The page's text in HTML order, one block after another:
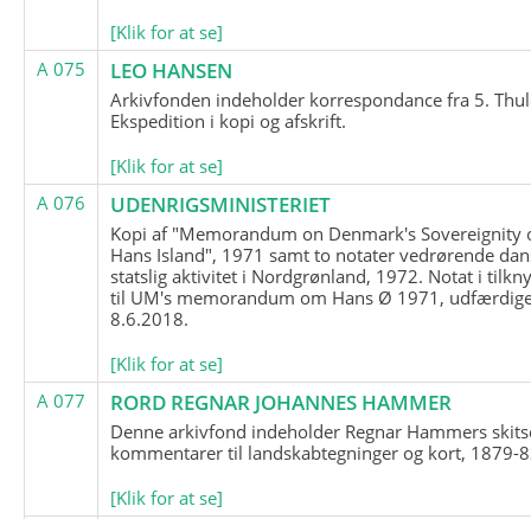
[Klik for at se]
A 075
LEO HANSEN
Arkivfonden indeholder korrespondance fra 5.
Ekspedition i kopi og afskrift.
[Klik for at se]
A 076
UDENRIGSMINISTERIET
Kopi af "Memorandum on Denmark's Sovereignity
Hans Island", 1971 samt to notater vedrørende
statslig aktivitet i Nordgrønland, 1972. Notat i
til UM's memorandum om Hans Ø 1971,
8.6.2018.
[Klik for at se]
A 077
RORD REGNAR JOHANNES HAMMER
Denne arkivfond indeholder Regnar Hammers
kommentarer til landskabtegninger og kort, 1879-
[Klik for at se]